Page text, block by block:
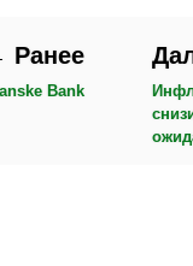
Ранее
Bank